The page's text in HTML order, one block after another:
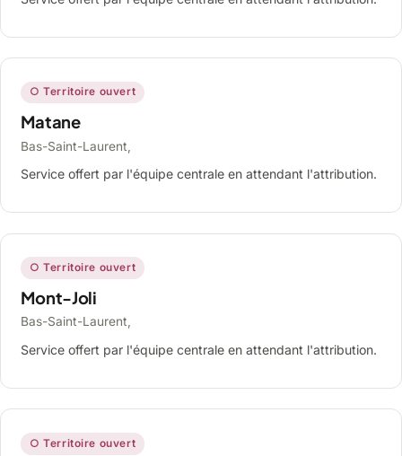
○ Territoire ouvert
Matane
Bas-Saint-Laurent,
Service offert par l'équipe centrale en attendant l'attribution.
○ Territoire ouvert
Mont-Joli
Bas-Saint-Laurent,
Service offert par l'équipe centrale en attendant l'attribution.
○ Territoire ouvert